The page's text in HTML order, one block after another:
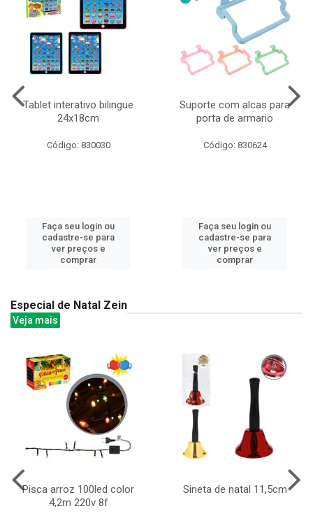
Tablet interativo bilingue
24x18cm
Código: 830030
Faça seu login ou
cadastre-se para
ver preços e
comprar
Suporte com alcas para
porta de armario
Código: 830624
Faça seu login ou
cadastre-se para
ver preços e
comprar
Especial de Natal Zein
Veja mais
Pisca arroz 100led color
4,2m 220v 8f
Sineta de natal 11,5cm